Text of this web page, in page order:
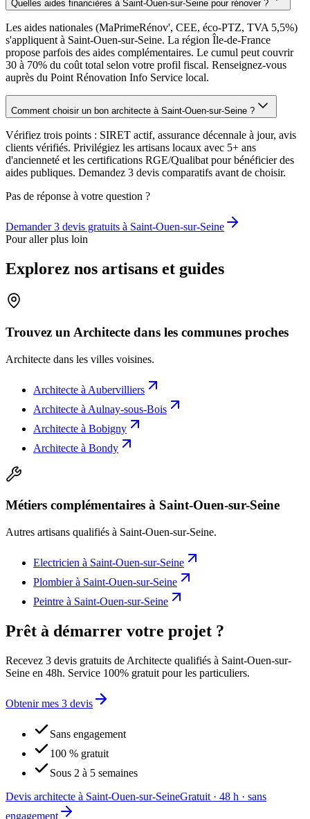
Quelles aides financières à Saint-Ouen-sur-Seine pour rénover ?
Les aides nationales (MaPrimeRénov', CEE, éco-PTZ, TVA 5,5%)
s'appliquent à Saint-Ouen-sur-Seine. La région Île-de-France
propose parfois des aides complémentaires. Le cumul peut couvrir
30 à 70% du coût total selon votre profil fiscal. Renseignez-vous
auprès du Point Rénovation Info Service local.
Comment choisir un bon architecte à Saint-Ouen-sur-Seine ?
Vérifiez trois points : SIRET actif, assurance décennale à jour, avis
clients vérifiés. Privilégiez les artisans locaux avec 5+ ans
d'ancienneté et les certifications RGE/Qualibat pour bénéficier des
aides publiques. Demandez 3 devis comparatifs avant de choisir.
Pas de réponse à votre question ?
Demander 3 devis gratuits à Saint-Ouen-sur-Seine
Pour aller plus loin
Explorez nos artisans et guides
Trouvez un Architecte dans les communes proches
Architecte dans les villes voisines.
Architecte à Aubervilliers
Architecte à Aulnay-sous-Bois
Architecte à Bobigny
Architecte à Bondy
Métiers complémentaires à Saint-Ouen-sur-Seine
Autres artisans qualifiés à Saint-Ouen-sur-Seine.
Electricien à Saint-Ouen-sur-Seine
Plombierà Saint-Ouen-sur-Seine
Peintre à Saint-Ouen-sur-Seine
Prêt à démarrer votre projet ?
Recevez 3 devis gratuits de Architecte qualifiés à Saint-Ouen-sur-
Seine en 48h. Service 100% gratuit pour les particuliers.
Obtenir mes 3 devis
Sans engagement
100 % gratuit
Sous 2 à 5 semaines
Devis architecte à Saint-Ouen-sur-SeineGratuit · 48 h · sans
engagement